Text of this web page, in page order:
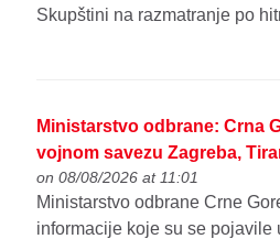
Skupštini na razmatranje po
Ministarstvo odbrane: Crna
vojnom savezu Zagreba,
on 08/08/2026 at 11:01
Ministarstvo odbrane Crne
informacije koje su se pojavile